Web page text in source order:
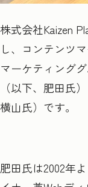
株式会社Kaizen
し、コンテンツ
マーケティング
（以下、肥田氏
横山氏）です。
肥田氏は2002年